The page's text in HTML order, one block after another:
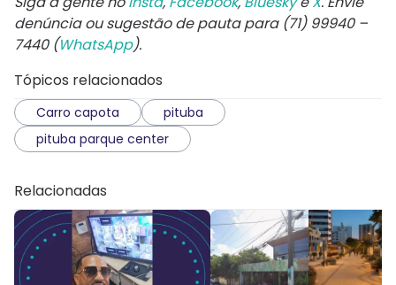
denúncia ou sugestão de pauta para (71) 99940 –
7440 (WhatsApp).
Tópicos relacionados
Carro capota
pituba
pituba parque center
Relacionadas